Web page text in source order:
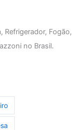
Refrigerador, Fogão,
no Brasil.